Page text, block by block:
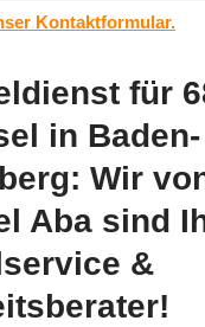
Kontaktformular.
für
in Baden-
Wir
Aba sind
&